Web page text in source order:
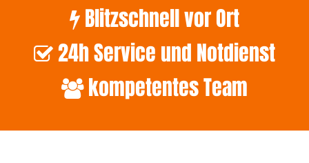
Blitzschnell vor Ort
24h Service und Notdienst
kompetentes Team